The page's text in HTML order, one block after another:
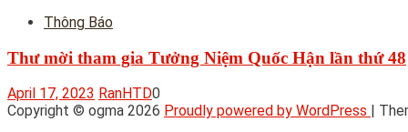
Thông Báo
Thư mời tham gia Tưởng Niệm Quốc Hận lần thứ 48
April 17, 2023 RanHTD0
Copyright © ogma 2026 Proudly powered by WordPress